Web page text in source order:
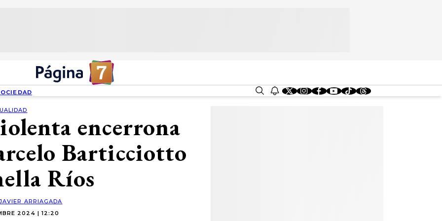
encerrona
Barticciotto
Ríos
ARRIAGADA
2024 | 12:20